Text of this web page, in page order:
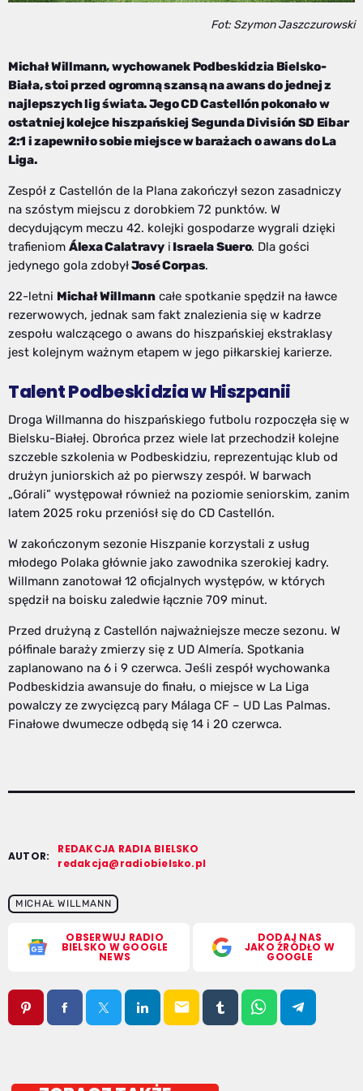
Fot: Szymon Jaszczurowski
Michał Willmann, wychowanek Podbeskidzia Bielsko-
Biała, stoi przed ogromną szansą na awans do jednej z
najlepszych lig świata. Jego CD Castellón pokonało w
ostatniej kolejce hiszpańskiej Segunda División SD Eibar
2:1 i zapewniło sobie miejsce w barażach o awans do La
Liga.
Zespół z Castellón de la Plana zakończył sezon zasadniczy
na szóstym miejscu z dorobkiem 72 punktów. W
decydującym meczu 42. kolejki gospodarze wygrali dzięki
trafieniom Álexa Calatravyi Israela Suero. Dla gości
jedynego gola zdobyłJosé Corpas.
22-letni Michał Willmanncałe spotkanie spędził na ławce
rezerwowych, jednak sam fakt znalezienia się w kadrze
zespołu walczącego o awans do hiszpańskiej ekstraklasy
jest kolejnym ważnym etapem w jego piłkarskiej karierze.
Talent Podbeskidzia w Hiszpanii
Droga Willmanna do hiszpańskiego futbolu rozpoczęła się w
Bielsku-Białej. Obrońca przez wiele lat przechodził kolejne
szczeble szkolenia w Podbeskidziu, reprezentując klub od
drużyn juniorskich aż po pierwszy zespół. W barwach
„Górali” występował również na poziomie seniorskim, zanim
latem 2025 roku przeniósł się do CD Castellón.
W zakończonym sezonie Hiszpanie korzystali z usług
młodego Polaka głównie jako zawodnika szerokiej kadry.
Willmann zanotował 12 oficjalnych występów, w których
spędził na boisku zaledwie łącznie 709 minut.
Przed drużyną z Castellón najważniejsze mecze sezonu. W
półfinale baraży zmierzy się z UD Almería. Spotkania
zaplanowano na 6 i 9 czerwca. Jeśli zespół wychowanka
Podbeskidzia awansuje do finału, o miejsce w La Liga
powalczy ze zwycięzcą pary Málaga CF – UD Las Palmas.
Finałowe dwumecze odbędą się 14 i 20 czerwca.
AUTOR:
REDAKCJA RADIA BIELSKO
redakcja@radiobielsko.pl
MICHAŁ WILLMANN
OBSERWUJ RADIO
BIELSKO W GOOGLE
NEWS
DODAJ NAS
JAKO ŹRÓDŁO W
GOOGLE
email